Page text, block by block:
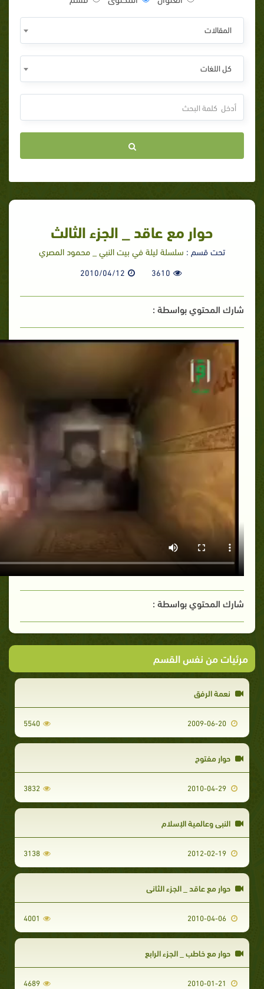
المقالات
كل اللغات
حوار مع عاقد _ الجزء الثالث
تحت قسم : سلسلة ليلة في بيت النبي _ محمود المصري
3610
2010/04/12
شارك المحتوي بواسطة :
شارك المحتوي بواسطة :
مرئيات من نفس القسم
نعمة الرفق
5540
حوار مفتوح
3832
النبي وعالمية الإسلام
3138
حوار مع عاقد _ الجزء الثاني
4001
حوار مع خاطب _ الجزء الرابع
4689